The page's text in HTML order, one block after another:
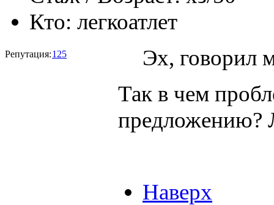
Кто: легкоатлет
Репутация:125
Эх, говорил
Так в чем
предложению?
Наверх